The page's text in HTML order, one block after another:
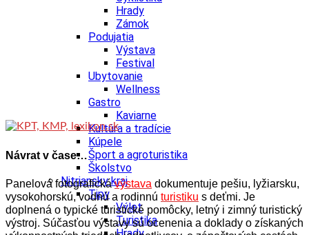
Hrady
Zámok
Podujatia
Výstava
Festival
Ubytovanie
Wellness
Gastro
Kaviarne
Kultúra a tradície
Kúpele
Šport a agroturistika
Školstvo
Nitriansky kraj
Tipy
Výlet
Turistika
Návrat v čase…
Panelová fotografickávýstava dokumentuje pešiu, lyžiarsku,
vysokohorskú, vodnú a rodinnú turistiku s deťmi. Je
doplnená o typické turistické pomôcky, letný i zimný turistický
výstroj. Súčasťou výstavy sú ocenenia a doklady o získaných